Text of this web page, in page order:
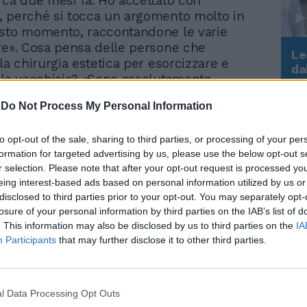
Do Not Process My Personal Information
opt-out of the sale, sharing to third parties, or processing of your
for targeted advertising by us, please use the below opt-out
selection. Please note that after your opt-out request is processed
interest-based ads based on personal information utilized by us
to third parties prior to your opt-out. You may separately
of your personal information by third parties on the IAB’s list of
This information may also be disclosed by us to third parties on the
Participants that may further disclose it to other third parties.
Data Processing Opt Outs
perché si tocca un argomento molto in
momento, raccontandone le varie
Cosa pensa delle persone che
chirurgia estetica per esorcizzare e
vecchiaia? «Sono assolutamente
esagerata ed esasperata. Le rughe
essere assolutamente bella ed
anche con qualche ruga sul viso.
preferirei evitare un intervento se il
essere risolto facendo attività sportiva
Lei è fisicamente perfetta, ma le
cambiare qualcosa del suo corpo? «No,
sono, per ora non cambierei proprio
con Flavio Briatore? «Nel migliore dei
«È quasi un lavoro, ma con il tempo ci si
Rudy Giuliani a Come States?
americana